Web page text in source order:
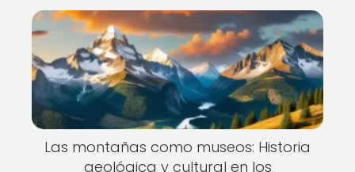
Las montañas como museos: Historia
geológica y cultural en los